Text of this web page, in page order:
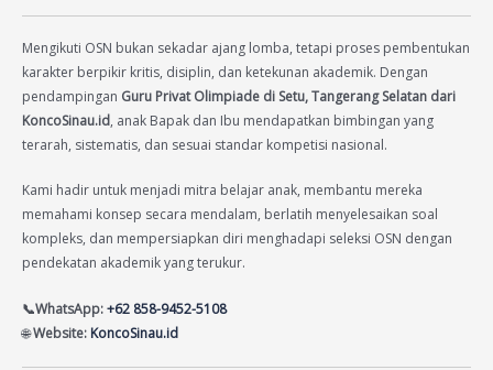
Mengikuti OSN bukan sekadar ajang lomba, tetapi proses pembentukan
karakter berpikir kritis, disiplin, dan ketekunan akademik. Dengan
pendampingan Guru Privat Olimpiade di Setu, Tangerang Selatan dari
KoncoSinau.id, anak Bapak dan Ibu mendapatkan bimbingan yang
terarah, sistematis, dan sesuai standar kompetisi nasional.
Kami hadir untuk menjadi mitra belajar anak, membantu mereka
memahami konsep secara mendalam, berlatih menyelesaikan soal
kompleks, dan mempersiapkan diri menghadapi seleksi OSN dengan
pendekatan akademik yang terukur.
📞WhatsApp:+62 858-9452-5108
🌐Website: KoncoSinau.id